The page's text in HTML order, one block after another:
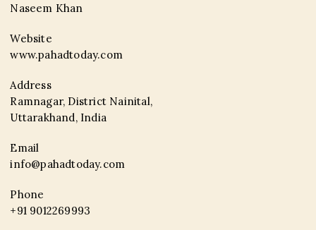
Naseem Khan
Website
www.pahadtoday.com
Address
Ramnagar, District Nainital,
Uttarakhand, India
Email
info@pahadtoday.com
Phone
+91 9012269993